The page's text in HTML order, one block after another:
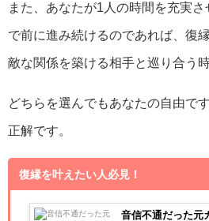
また、あなたが1人の時間を充実
で前に進み続けるのであれば、復
敵な関係を築ける相手と巡り合う
どちらを選んでもあなたの自由で
正解です。
復縁を叶えたい人必見！
音信不通だった元